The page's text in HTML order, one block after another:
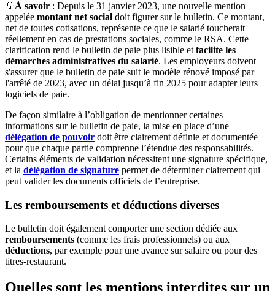
💡À savoir : Depuis le 31 janvier 2023, une nouvelle mention
appelée montant net social doit figurer sur le bulletin. Ce montant,
net de toutes cotisations, représente ce que le salarié toucherait
réellement en cas de prestations sociales, comme le RSA. Cette
clarification rend le bulletin de paie plus lisible et facilite les
démarches administratives du salarié. Les employeurs doivent
s'assurer que le bulletin de paie suit le modèle rénové imposé par
l'arrêté de 2023, avec un délai jusqu’à fin 2025 pour adapter leurs
logiciels de paie.
De façon similaire à l’obligation de mentionner certaines
informations sur le bulletin de paie, la mise en place d’une
délégation de pouvoir doit être clairement définie et documentée
pour que chaque partie comprenne l’étendue des responsabilités.
Certains éléments de validation nécessitent une signature spécifique,
et la délégation de signature permet de déterminer clairement qui
peut valider les documents officiels de l’entreprise.
Les remboursements et déductions diverses
Le bulletin doit également comporter une section dédiée aux
remboursements (comme les frais professionnels) ou aux
déductions, par exemple pour une avance sur salaire ou pour des
titres-restaurant.
Quelles sont les mentions interdites sur un